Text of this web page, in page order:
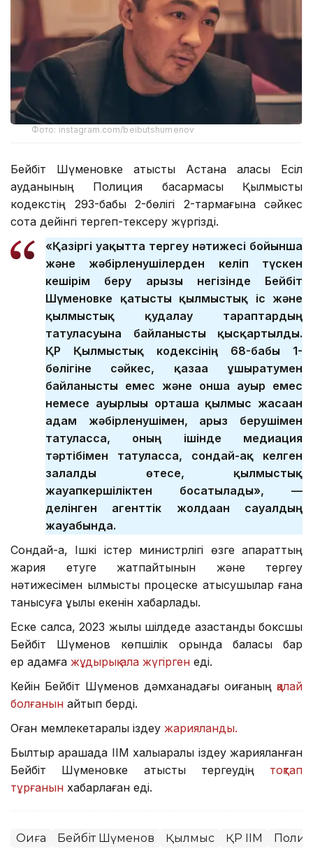
Фото: instagram.com/beibutshumenov
Бейбіт Шүменовке қатысты Астана қаласы Есіл
ауданының Полиция басқармасы Қылмыстық
кодекстің 293-бабы 2-бөлігі 2-тармағына сәйкес
сотқа дейінгі тергеп-тексеру жүргізді.
«Қазіргі уақытта тергеу нәтижесі бойынша
және жәбірленушілерден келіп түскен
кешірім беру арызы негізінде Бейбіт
Шүменовке қатысты қылмыстық іс және
қылмыстық қудалау тараптардың
татуласуына байланысты қысқартылды.
ҚР Қылмыстық кодексінің 68-бабы 1-
бөлігіне сәйкес, қазаға ұшыратумен
байланысты емес және онша ауыр емес
немесе ауырлығы орташа қылмыс жасаған
адам жәбірленушімен, арыз берушімен
татуласса, оның ішінде медиация
тәртібімен татуласса, сондай-ақ келген
залалды өтесе, қылмыстық
жауапкершіліктен босатылады», —
делінген агенттік жолдаған сауалдың
жауабында.
Сондай-ақ, Ішкі істер министрлігі өзге ақпараттың
жария етуге жатпайтынын және тергеу
нәтижесімен қылмыстық процеске қатысушылар ғана
танысуға құқылы екенін хабарлады.
Еске салсақ, 2023 жылы шілдеде қазақстандық боксшы
Бейбіт Шүменов көпшілік орында баласы бар
ер адамға жұдырық ала жүгірген еді.
Кейін Бейбіт Шүменов дәмханадағы оқиғаның қалай
болғанын айтып берді.
Оған мемлекетаралық іздеу жарияланды.
Былтыр қарашада ІІМ халықаралық іздеу жарияланған
Бейбіт Шүменовке қатысты тергеудің тоқтап
тұрғанын хабарлаған еді.
Оқиға Бейбіт Шүменов Қылмыс ҚР ІІМ